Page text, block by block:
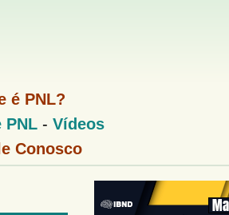
é PNL?
PNL- Vídeos
Conosco